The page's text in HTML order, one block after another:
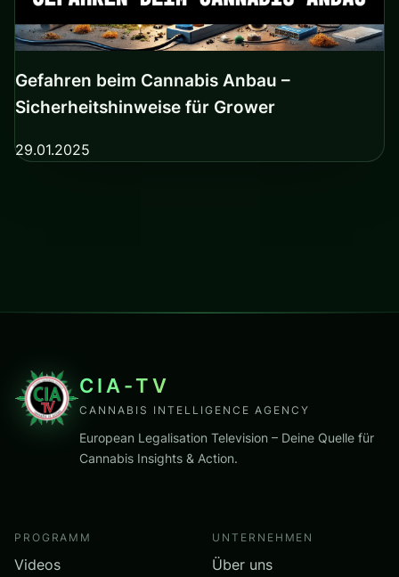
Gefahren beim Cannabis Anbau –
Sicherheitshinweise für Grower
29.01.2025
CIA-TV
CANNABIS INTELLIGENCE AGENCY
European Legalisation Television – Deine Quelle für
Cannabis Insights & Action.
PROGRAMM
Videos
UNTERNEHMEN
Über uns